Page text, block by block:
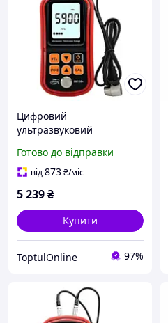
Цифровий
ультразвуковий
BENETECH GM100X
Готово до відправки
від873₴/міс
5 239₴
Купити
ToptulOnline 97%